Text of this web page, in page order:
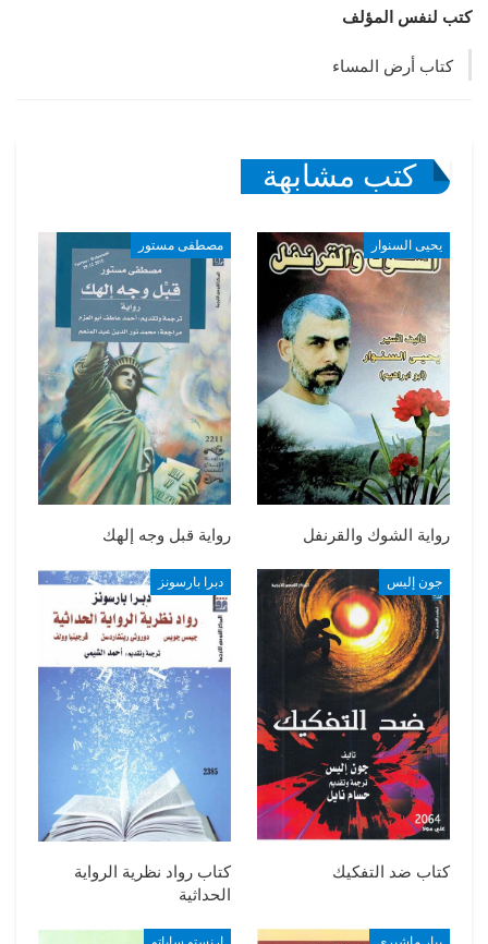
كتب لنفس المؤلف
كتاب أرض المساء
كتب مشابهة
يحيى السنوار
رواية الشوك والقرنفل
مصطفى مستور
رواية قبل وجه إلهك
جون إليس
كتاب ضد التفكيك
دبرا بارسونز
كتاب رواد نظرية الرواية
الحداثية